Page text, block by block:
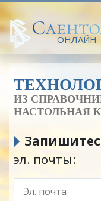
ОНЛАЙН-
ИЗ
НАСТОЛЬНАЯ
эл. почты: